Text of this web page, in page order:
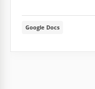
Google Docs